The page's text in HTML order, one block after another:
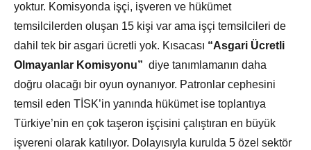
yoktur. Komisyonda işçi, işveren ve hükümet
temsilcilerden oluşan 15 kişi var ama işçi temsilcileri de
dahil tek bir asgari ücretli yok. Kısacası “Asgari Ücretli
Olmayanlar Komisyonu” diye tanımlamanın daha
doğru olacağı bir oyun oynanıyor. Patronlar cephesini
temsil eden TİSK’in yanında hükümet ise toplantıya
Türkiye’nin en çok taşeron işçisini çalıştıran en büyük
işvereni olarak katılıyor. Dolayısıyla kurulda 5 özel sektör